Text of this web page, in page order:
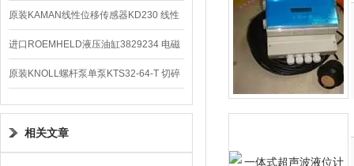
K21R80G4马达
原装KAMAN线性位移传感器KD230 线性
编码器
进口ROEMHELD液压油缸3829234 电磁
阀定位器
原装KNOLL螺杆泵单泵KTS32-64-T 切碎
排屑机
相关文章